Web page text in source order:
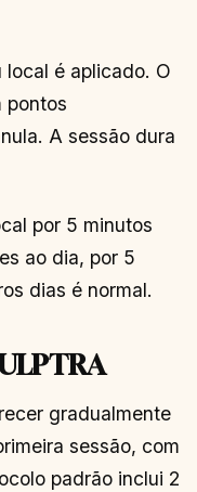
é aplicado. O
pontos
A sessão dura
por 5 minutos
ao dia, por 5
dias é normal.
gradualmente
sessão, com
padrão inclui 2